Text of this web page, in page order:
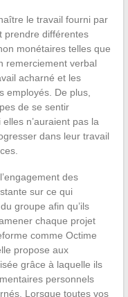
le travail fourni par
prendre différentes
monétaires telles que
remerciement verbal
acharné et les
employés. De plus,
de se sentir
n’auraient pas la
dans leur travail
des
sur ce qui
groupe afin qu’ils
chaque projet
comme Octime
propose aux
grâce à laquelle ils
personnels
Lorsque toutes vos